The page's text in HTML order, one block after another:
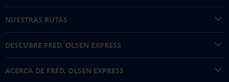
NUESTRAS RUTAS
DESCUBRE FRED. OLSEN EXPRESS
ACERCA DE FRED. OLSEN EXPRESS